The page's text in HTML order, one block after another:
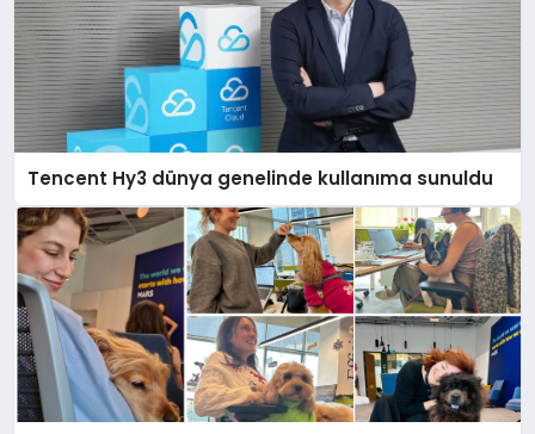
Tencent Hy3 dünya genelinde kullanıma sunuldu